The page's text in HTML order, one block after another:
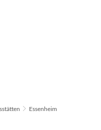
Essenheim